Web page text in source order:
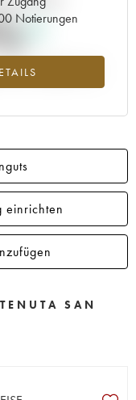
Notierungen
im Vergleich zum
einrichten
SAN